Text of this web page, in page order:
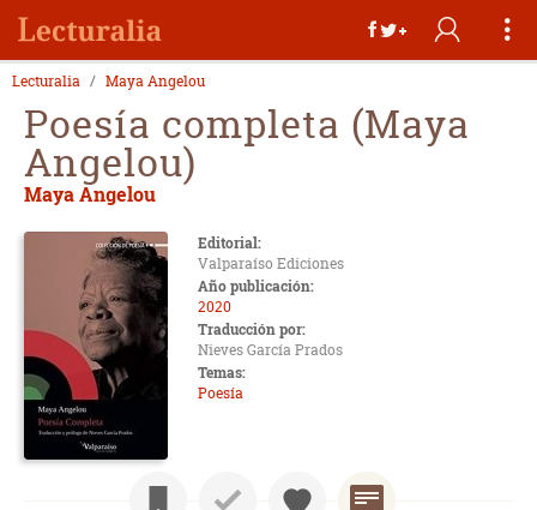
Lecturalia Maya Angelou
Poesía completa (Maya
Angelou)
Maya Angelou
Editorial:
Valparaíso Ediciones
Año publicación:
2020
Traducción por:
Nieves García Prados
Temas:
Poesía